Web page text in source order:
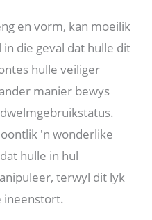
en vorm, kan moeilik
die geval dat hulle dit
hulle veiliger
manier bewys
'n wonderlike
hulle in hul
terwyl dit lyk
ineenstort.